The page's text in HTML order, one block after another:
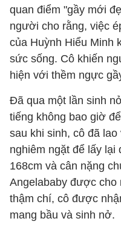
quan điểm "gầy mới
người cho rằng, việc
của Huỳnh Hiểu Minh
sức sống. Cô khiến
hiện với thềm ngực
Đã qua một lần sinh
tiếng không bao giờ
sau khi sinh, cô đã
nghiêm ngặt để lấy lại
168cm và cân nặng
Angelababy được cho
thậm chí, cô được
mang bầu và sinh nở.